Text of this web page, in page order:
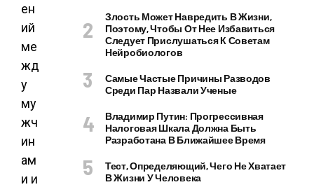
ен
ий
ме
жд
у
му
жч
ин
ам
и и
Злость Может Навредить В Жизни,
Поэтому, Чтобы От Нее Избавиться
Следует Прислушаться К Советам
Нейробиологов
Самые Частые Причины Разводов
Среди Пар Назвали Ученые
Владимир Путин: Прогрессивная
Налоговая Шкала Должна Быть
Разработана В Ближайшее Время
Тест, Определяющий, Чего Не Хватает
В Жизни У Человека